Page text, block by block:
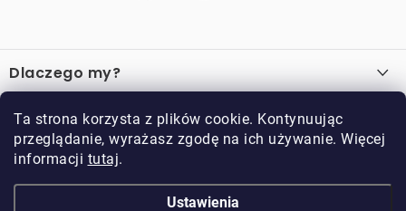
Ta strona korzysta z plików cookie. Kontynuując
przeglądanie, wyrażasz zgodę na ich używanie. Więcej
informacji tutaj.
Ustawienia
t
o
p
a
Dlaczego my?
Ważne linki
Sprzedaż hurtowa
Przykładowy sklep
O zakupie